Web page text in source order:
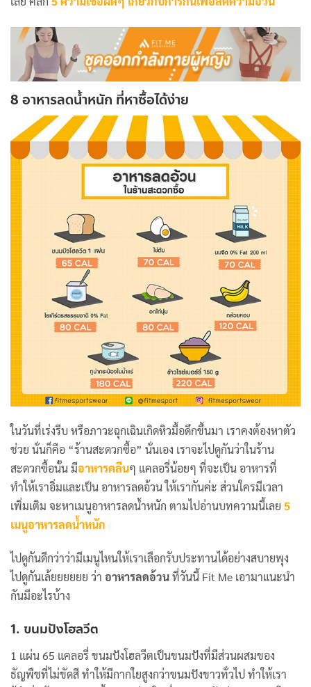
8 อาหารลดน้ำหนัก ที่หาซื้อได้ง่าย
ในวันที่เร่งรีบ หรือภาวะฉุกเฉินเกิดหิวมื้อดึกขึ้นมา เราคงต้องหาตัว
ช่วย นั่นก็คือ “ร้านสะดวกซื้อ” นั่นเอง เราจะไปดูกันว่าในร้าน
สะดวกซื้อนั้น มีอาหารคลีนๆ แคลอรี่น้อยๆ ที่จะเป็น อาหารที่
ทำให้เราอิ่มและเป็น อาหารลดอ้วน ให้เรากันค่ะ ส่วนใครมีเวลา
เพิ่มเติม จะหาเมนูอาหารลดน้ำหนัก ตามไปอ่านบทความนี้เลย 5
เมนูอาหารลดน้ำหนัก
ไปดูกันดีกว่าว่ามีเมนูไหนให้เราเลือกรับประทานได้อย่างสบายพุง
ไปดูกันเล้ยยยยยย ว่า อาหารลดอ้วนที่วันนี้ Fit Me เอามาแนะนำ
กันมีอะไรบ้าง
1. ขนมปังโฮลวีต
1 แผ่น 65 แคลอรี่ ขนมปังโฮลวีตเป็นขนมปังที่มีส่วนผสมของ
ธัญพืชที่ไม่ขัดสี ทำให้มีกากใยสูงกว่าขนมปังขาวทั่วไป ทำให้เรา